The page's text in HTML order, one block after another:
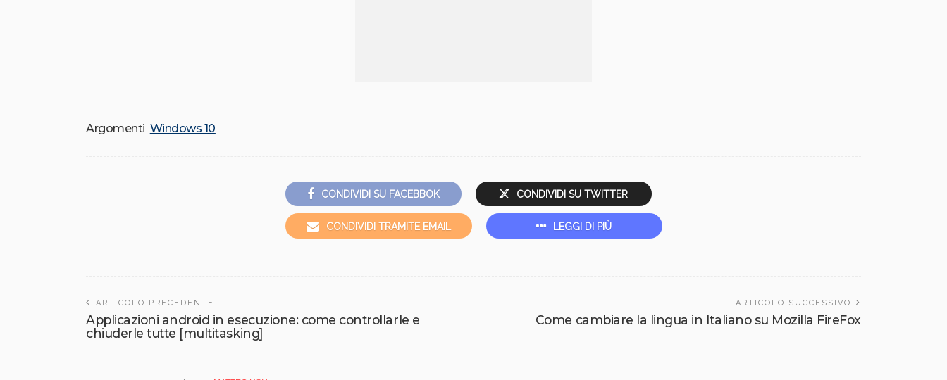
Argomenti Windows 10
CONDIVIDI SU FACEBBOK CONDIVIDI SU TWITTER
CONDIVIDI TRAMITE EMAIL LEGGI DI PIÙ
ARTICOLO PRECEDENTE
Applicazioni android in esecuzione: come controllarle e
chiuderle tutte [multitasking]
ARTICOLO SUCCESSIVO
Come cambiare la lingua in Italiano su Mozilla FireFox